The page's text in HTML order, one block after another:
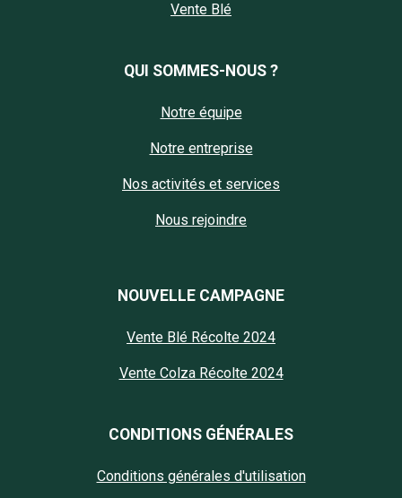
Vente Blé
QUI SOMMES-NOUS ?
Notre équipe
Notre entreprise
Nos activités et services
Nous rejoindre
NOUVELLE CAMPAGNE
Vente Blé Récolte 2024
Vente Colza Récolte 2024
CONDITIONS GÉNÉRALES
Conditions générales d'utilisation